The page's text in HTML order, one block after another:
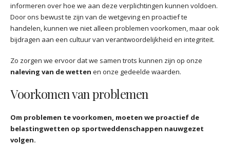
informeren over hoe we aan deze verplichtingen kunnen voldoen.
Door ons bewust te zijn van de wetgeving en proactief te
handelen, kunnen we niet alleen problemen voorkomen, maar ook
bijdragen aan een cultuur van verantwoordelijkheid en integriteit.
Zo zorgen we ervoor dat we samen trots kunnen zijn op onze
naleving van de wetten en onze gedeelde waarden.
Voorkomen van problemen
Om problemen te voorkomen, moeten we proactief de
belastingwetten op sportweddenschappen nauwgezet
volgen.